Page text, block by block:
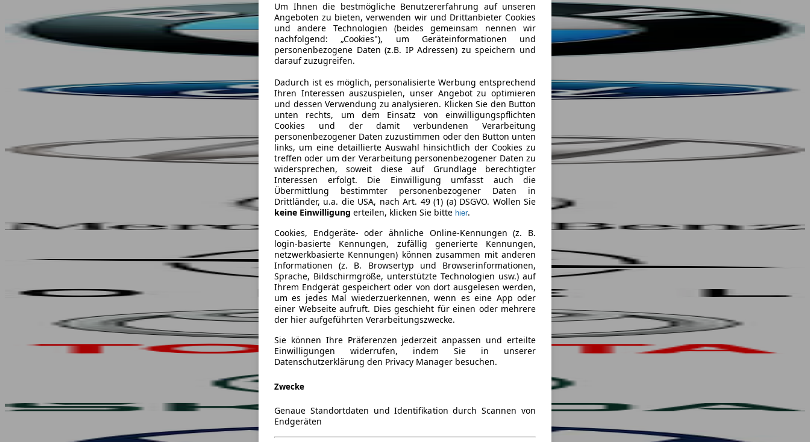
Um Ihnen die bestmögliche Benutzererfahrung auf unseren
Angeboten zu bieten, verwenden wir und Drittanbieter Cookies
und andere Technologien (beides gemeinsam nennen wir
nachfolgend: „Cookies"), um Geräteinformationen und
personenbezogene Daten (z.B. IP Adressen) zu speichern und
darauf zuzugreifen.
Dadurch ist es möglich, personalisierte Werbung entsprechend
Ihren Interessen auszuspielen, unser Angebot zu optimieren
und dessen Verwendung zu analysieren. Klicken Sie den Button
unten rechts, um dem Einsatz von einwilligungspflichten
Cookies und der damit verbundenen Verarbeitung
personenbezogener Daten zuzustimmen oder den Button unten
links, um eine detaillierte Auswahl hinsichtlich der Cookies zu
treffen oder um der Verarbeitung personenbezogener Daten zu
widersprechen, soweit diese auf Grundlage berechtigter
Interessen erfolgt. Die Einwilligung umfasst auch die
Übermittlung bestimmter personenbezogener Daten in
Drittländer, u.a. die USA, nach Art. 49 (1) (a) DSGVO. Wollen Sie
keine Einwilligung erteilen, klicken Sie bitte hier.
Cookies, Endgeräte- oder ähnliche Online-Kennungen (z. B.
login-basierte Kennungen, zufällig generierte Kennungen,
netzwerkbasierte Kennungen) können zusammen mit anderen
Informationen (z. B. Browsertyp und Browserinformationen,
Sprache, Bildschirmgröße, unterstützte Technologien usw.) auf
Ihrem Endgerät gespeichert oder von dort ausgelesen werden,
um es jedes Mal wiederzuerkennen, wenn es eine App oder
einer Webseite aufruft. Dies geschieht für einen oder mehrere
der hier aufgeführten Verarbeitungszwecke.
Sie können Ihre Präferenzen jederzeit anpassen und erteilte
Einwilligungen widerrufen, indem Sie in unserer
Datenschutzerklärung den Privacy Manager besuchen.
Zwecke
Genaue Standortdaten und Identifikation durch Scannen von
Endgeräten